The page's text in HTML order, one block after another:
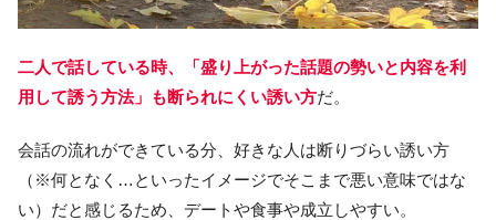
二人で話している時、「盛り上がった話題の勢いと内容を利
用して誘う方法」も断られにくい誘い方だ。
会話の流れができている分、好きな人は断りづらい誘い方
（※何となく…といったイメージでそこまで悪い意味ではな
い）だと感じるため、デートや食事や成立しやすい。